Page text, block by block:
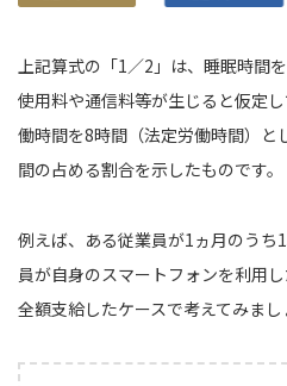
上記算式の「1／2」は、睡眠時間
使用料や通信料等が生じると仮定
働時間を8時間（法定労働時間）と
間の占める割合を示したものです。
例えば、ある従業員が1ヵ月のう
員が自身のスマートフォンを利用
全額支給したケースで考えてみまし